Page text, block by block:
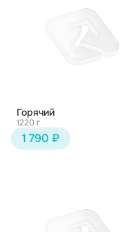
Горячий
1220 г
1 790 ₽